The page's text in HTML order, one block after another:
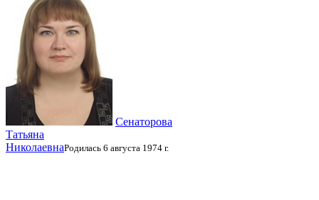
Сенаторова
Татьяна
НиколаевнаРодилась 6 августа 1974 г.